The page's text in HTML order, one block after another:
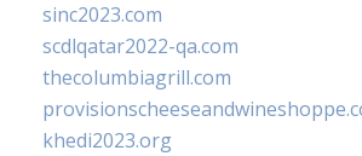
sinc2023.com
scdlqatar2022-qa.com
thecolumbiagrill.com
khedi2023.org